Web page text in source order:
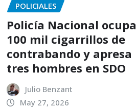
POLICIALES
Policía Nacional ocupa
100 mil cigarrillos de
contrabando y apresa
tres hombres en SDO
Julio Benzant
May 27, 2026